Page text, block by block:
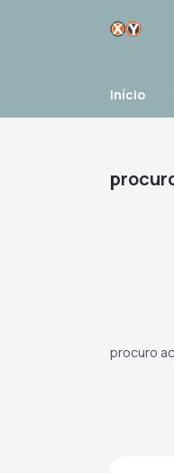
Início
procuro